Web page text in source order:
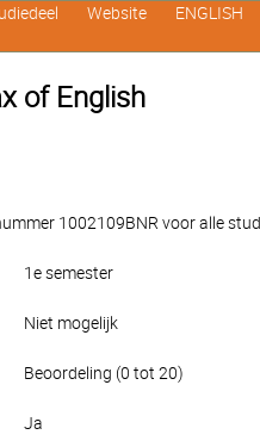
of English
1002109BNR voor alle
1e semester
Niet mogelijk
Beoordeling (0 tot 20)
Ja
Website ENGLISH